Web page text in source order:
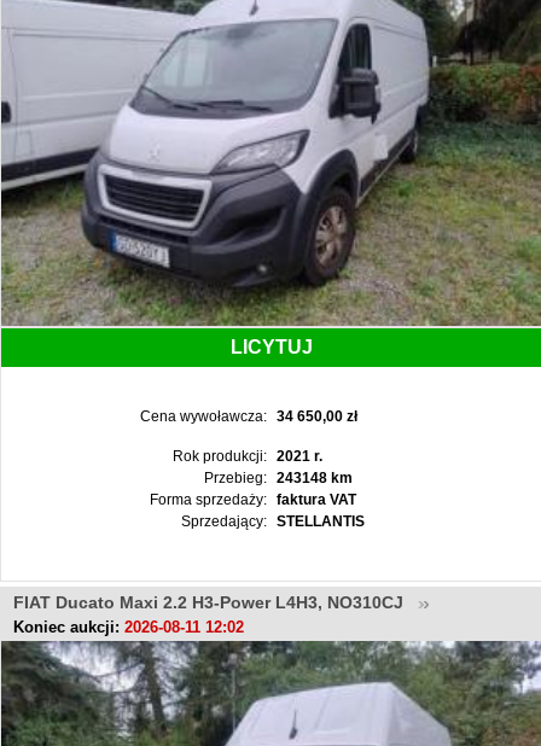
LICYTUJ
Cena wywoławcza: 34 650,00 zł
Rok produkcji:
2021 r.
Przebieg:
243148 km
Forma sprzedaży:
faktura VAT
Sprzedający:
STELLANTIS
FIAT Ducato Maxi 2.2 H3-Power L4H3, NO310CJ
Koniec aukcji: 2026-08-11 12:02